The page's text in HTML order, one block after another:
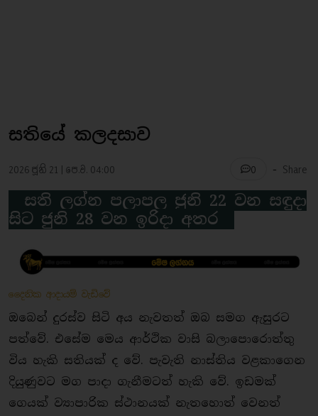
සතියේ කලදසාව
2026 ජූනි 21 | පෙ.ව. 04:00 0 - Share
සති ලග්න පලාපල ජුනි 22 වන සඳුදා
සිට ජුනි 28 වන ඉරිදා අතර
දෛනික ආදායම් වැඩිවේ
ඔබෙන් දුරස්ව සිටි අය නැවතත් ඔබ සමග ඇසුරට
පත්වේ. එසේම මෙය ආර්ථික වාසි බලාපොරොත්තු
විය හැකි සතියක් ද වේ. පැවැති නාස්තිය වළකාගෙන
දියුණුවට මග පාදා ගැනීමටත් හැකි වේ. ඉඩමක්
ගෙයක් ව්‍යාපාරික ස්ථානයක් නැතහොත් වෙනත්